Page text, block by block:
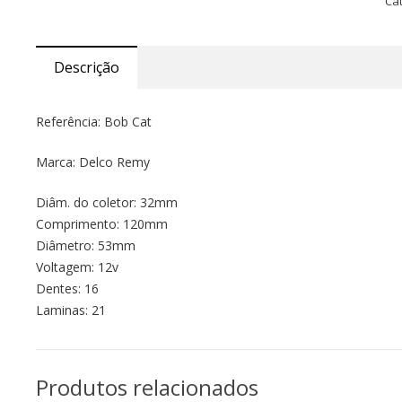
Descrição
Referência: Bob Cat
Marca: Delco Remy
Diâm. do coletor: 32mm
Comprimento: 120mm
Diâmetro: 53mm
Voltagem: 12v
Dentes: 16
Laminas: 21
Produtos relacionados